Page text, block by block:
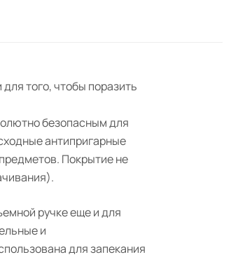
того, чтобы поразить
безопасным для
антипригарные
Покрытие не
ручке еще и для
и
для запекания